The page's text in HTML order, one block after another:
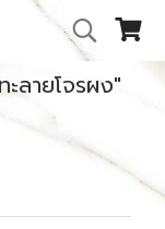
ลายโจรผง"